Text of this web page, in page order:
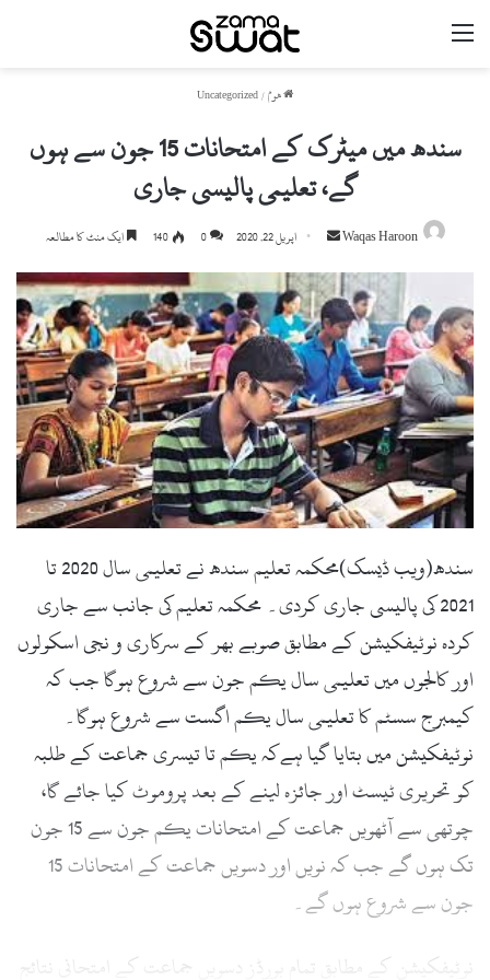
مینو
ھوم/
Uncategorized
سندھ میں میٹرک کے امتحانات 15 جون سے ہوں
گے، تعلیمی پالیسی جاری
Waqas Haroon
Send
email
اپریل 22, 2020 0
140 ایک منٹ کا مطالعہ
سندھ(ویب ڈیسک)محکمہ تعلیم سندھ نے تعلیمی سال 2020 تا
2021 کی پالیسی جاری کردی۔ محکمہ تعلیم کی جانب سے جاری
کردہ نوٹیفکیشن کے مطابق صوبے بھر کے سرکاری و نجی اسکولوں
اور کالجوں میں تعلیمی سال یکم جون سے شروع ہوگا جب کہ
کیمبرج سسٹم کا تعلیمی سال یکم اگست سے شروع ہوگا۔
نوٹیفکیشن میں بتایا گیا ہےکہ یکم تا تیسری جماعت کے طلبہ
کو تحریری ٹیسٹ اور جائزہ لینے کے بعد پروموٹ کیا جائے گا،
چوتھی سے آٹھویں جماعت کے امتحانات یکم جون سے 15 جون
تک ہوں گے جب کہ نویں اور دسویں جماعت کے امتحانات 15
جون سے شروع ہوں گے۔
نوٹیفکیشن کے مطابق تمام بورڈز دسویں جماعت کے امتحانی نتائج